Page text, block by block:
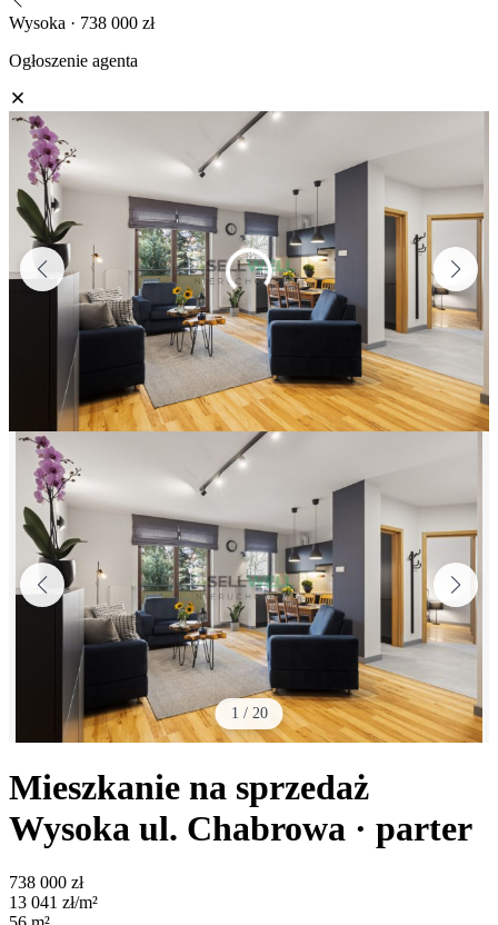
Wysoka · 738 000 zł
Ogłoszenie agenta
1 / 20
Mieszkanie na sprzedaż
Wysoka ul. Chabrowa · parter
738 000 zł
13 041 zł/m²